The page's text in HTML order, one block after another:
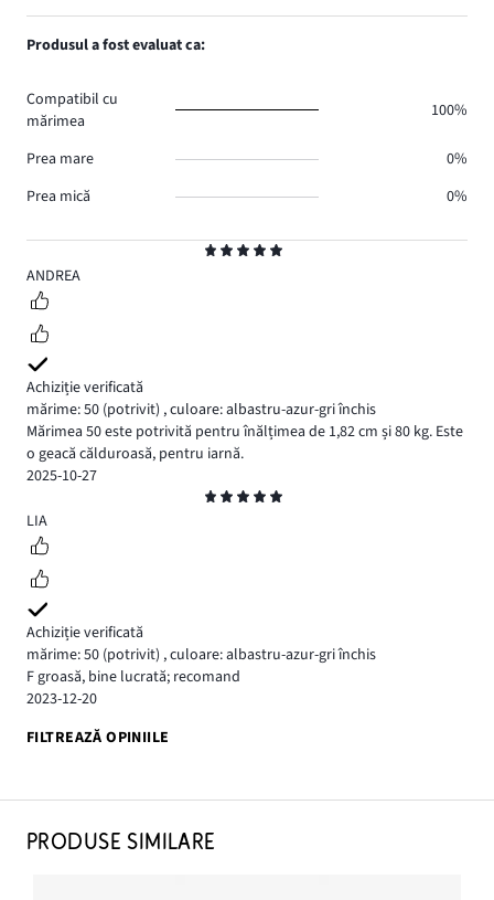
5
ANDREA
Achiziție verificată
mărime: 50 (potrivit) ,culoare: albastru-azur-gri închis
Mărimea 50 este potrivită pentru înălțimea de 1,82 cm și 80 kg. Este
o geacă călduroasă, pentru iarnă.
2025-10-27
5LIA
Achiziție verificată
mărime: 50 (potrivit) ,culoare: albastru-azur-gri închis
F groasă, bine lucrată; recomand
2023-12-20
FILTREAZĂ OPINIILE
0.
1,
Produsul a fost evaluat ca:
Compatibil cu
mărimea
100%
Prea mare
0%
Prea mică
0%
PRODUSE SIMILARE